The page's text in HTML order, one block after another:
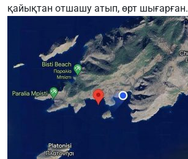
қайықтан отшашу атып, өрт шығарған.